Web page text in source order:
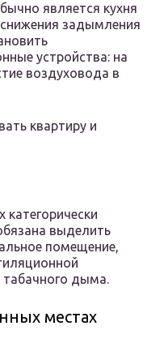
является кухня
задымления
устройства: на
воздуховода в
квартиру и
выделить
помещение,
табачного дыма.
местах